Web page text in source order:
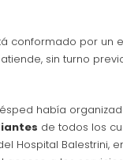
conformado por un
sin turno
había
de todos los
Hospital Balestrini,